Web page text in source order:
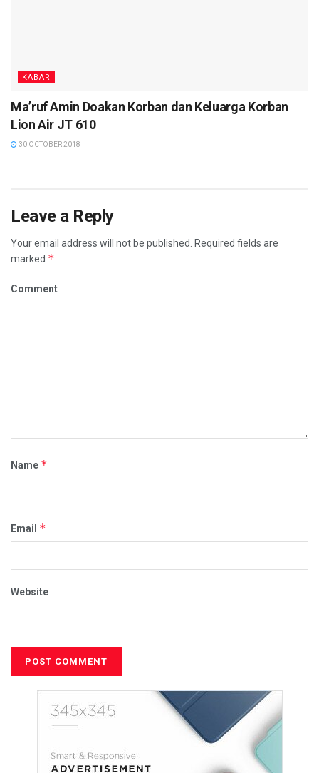
KABAR
Ma’ruf Amin Doakan Korban dan Keluarga Korban
Lion Air JT 610
30 OCTOBER 2018
Leave a Reply
Your email address will not be published. Required fields are
marked *
Comment
Name *
Email *
Website